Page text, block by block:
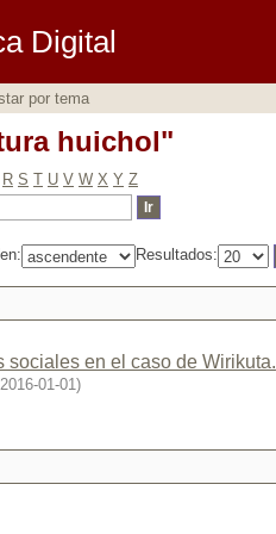
Digital
huichol"
por tema
huichol"
R S T U V W X Y Z
Resultados:
en el caso de Wirikuta.
2016-01-01)